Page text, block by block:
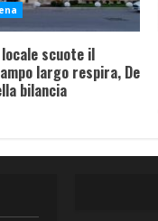
scuote il
largo respira, De
bilancia